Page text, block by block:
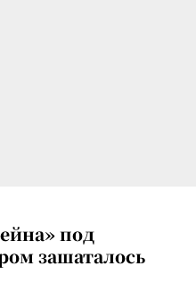
под
зашаталось